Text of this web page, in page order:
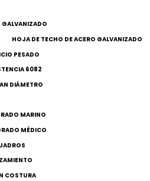
GALVANIZADO
HOJA DE TECHO DE ACERO GALVANIZADO
PESADO
6082
DIÁMETRO
MARINO
MÉDICO
COSTURA